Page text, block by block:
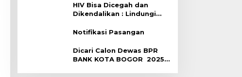
HIV Bisa Dicegah dan
Dikendalikan : Lindungi
Notifikasi Pasangan
Dicari Calon Dewas BPR
BANK KOTA BOGOR 2025-